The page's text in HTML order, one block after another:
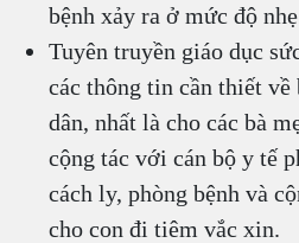
bệnh xảy ra ở mức độ
Tuyên truyền giáo dục
các thông tin cần thiết về
dân, nhất là cho các bà
cộng tác với cán bộ y tế
cách ly, phòng bệnh và
cho con đi tiêm vắc xin.